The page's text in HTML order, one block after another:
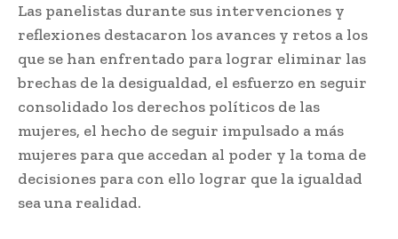
Las panelistas durante sus intervenciones y
reflexiones destacaron los avances y retos a los
que se han enfrentado para lograr eliminar las
brechas de la desigualdad, el esfuerzo en seguir
consolidado los derechos políticos de las
mujeres, el hecho de seguir impulsado a más
mujeres para que accedan al poder y la toma de
decisiones para con ello lograr que la igualdad
sea una realidad.